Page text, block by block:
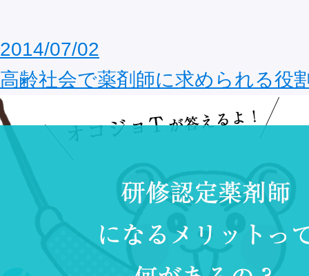
2014/07/02
高齢社会で薬剤師に求められる役